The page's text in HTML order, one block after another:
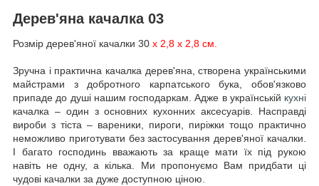
Дерев'яна качалка 03
Розмір дерев'яної качалки 30 х 2,8 х 2,8 см.
Зручна і практична качалка дерев'яна, створена українськими
майстрами з добротного карпатського бука, обов'язково
припаде до душі нашим господаркам. Адже в українській кухні
качалка – один з основних кухонних аксесуарів. Насправді
вироби з тіста – вареники, пироги, пиріжки тощо практично
неможливо приготувати без застосування дерев'яної качалки.
І багато господинь вважають за краще мати їх під рукою
навіть не одну, а кілька. Ми пропонуємо Вам придбати ці
чудові качалки за дуже доступною ціною.